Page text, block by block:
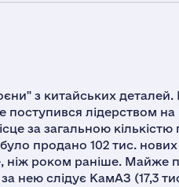
з китайських
лідерством на
за загальною
продано 102 тис.
ніж роком раніше. Майже
нею слідує КамАЗ (17,3